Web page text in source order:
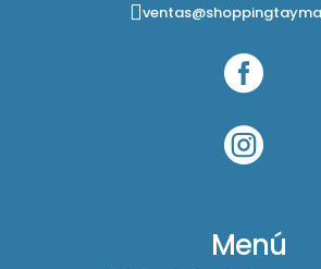


Menú